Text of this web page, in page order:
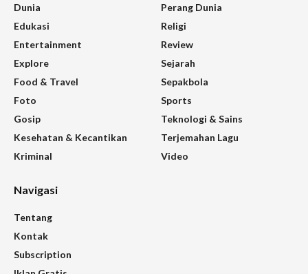
Dunia
Edukasi
Entertainment
Explore
Food & Travel
Foto
Gosip
Kesehatan & Kecantikan
Kriminal
Perang Dunia
Religi
Review
Sejarah
Sepakbola
Sports
Teknologi & Sains
Terjemahan Lagu
Video
Navigasi
Tentang
Kontak
Subscription